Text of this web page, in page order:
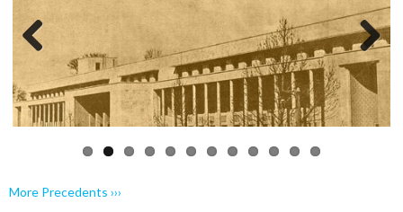
Previo
Next
More Precedents ›››